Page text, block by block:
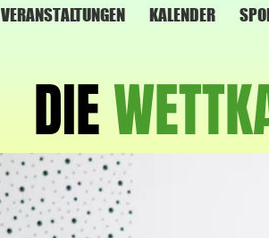
VERANSTALTUNGEN KALENDER
DIE